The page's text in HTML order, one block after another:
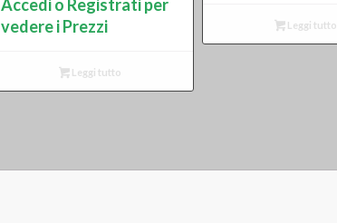
Accedi o Registrati per
vedere i Prezzi
Leggi tutto
Leggi tutto